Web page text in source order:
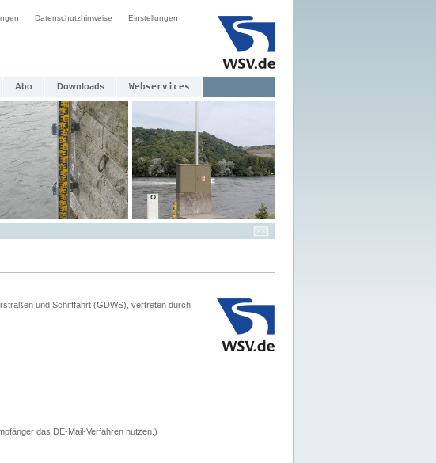
Datenschutzhinweise Einstellungen
Abo Downloads Webservices
und Schifffahrt (GDWS), vertreten durch
das DE-Mail-Verfahren nutzen.)